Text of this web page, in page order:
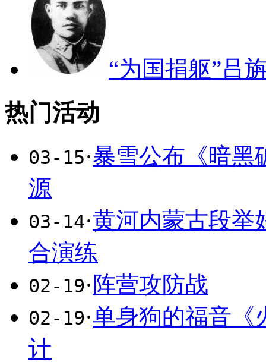
“为国捐躯”吕
热门活动
03-15·暴雪公布《暗黑
源
03-14·黄河内蒙古段举
合演练
02-19· 阵营攻防战
02-19·单身狗的福音《
计